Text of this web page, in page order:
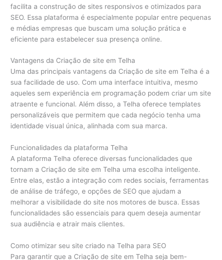
facilita a construção de sites responsivos e otimizados para
SEO. Essa plataforma é especialmente popular entre pequenas
e médias empresas que buscam uma solução prática e
eficiente para estabelecer sua presença online.
Vantagens da Criação de site em Telha
Uma das principais vantagens da Criação de site em Telha é a
sua facilidade de uso. Com uma interface intuitiva, mesmo
aqueles sem experiência em programação podem criar um site
atraente e funcional. Além disso, a Telha oferece templates
personalizáveis que permitem que cada negócio tenha uma
identidade visual única, alinhada com sua marca.
Funcionalidades da plataforma Telha
A plataforma Telha oferece diversas funcionalidades que
tornam a Criação de site em Telha uma escolha inteligente.
Entre elas, estão a integração com redes sociais, ferramentas
de análise de tráfego, e opções de SEO que ajudam a
melhorar a visibilidade do site nos motores de busca. Essas
funcionalidades são essenciais para quem deseja aumentar
sua audiência e atrair mais clientes.
Como otimizar seu site criado na Telha para SEO
Para garantir que a Criação de site em Telha seja bem-